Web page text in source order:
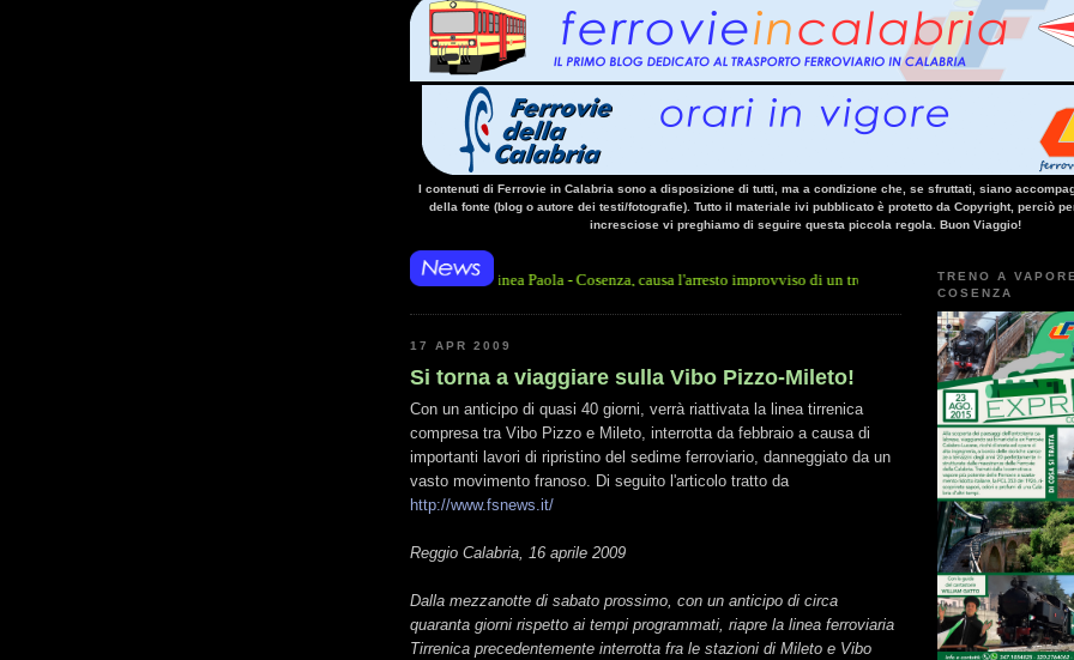
I contenuti di Ferrovie in Calabria sono a disposizione di tutti, ma a condizione che, se sfruttati, siano
della fonte (blog o autore dei testi/fotografie). Tutto il materiale ivi pubblicato è protetto da Copyright, perciò
incresciose vi preghiamo di seguire questa piccola regola. Buon Viaggio!
14 • La mancanza di energia per l'alimentazione elettrica, sulla linea Paola - Cosenza, causa l'arresto improvviso di un treno nella galleria Santomarco: si è
17 APR 2009
Si torna a viaggiare sulla Vibo Pizzo-Mileto!
Con un anticipo di quasi 40 giorni, verrà riattivata la linea tirrenica
compresa tra Vibo Pizzo e Mileto, interrotta da febbraio a causa di
importanti lavori di ripristino del sedime ferroviario, danneggiato da un
vasto movimento franoso. Di seguito l'articolo tratto da
http://www.fsnews.it/
Reggio Calabria, 16 aprile 2009
Dalla mezzanotte di sabato prossimo, con un anticipo di circa
quaranta giorni rispetto ai tempi programmati, riapre la linea ferroviaria
Tirrenica precedentemente interrotta fra le stazioni di Mileto e Vibo
TRENO A
COSENZA